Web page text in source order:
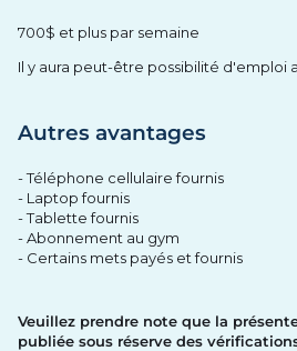
700$ et plus par semaine
Il y aura peut-être possibilité d'emploi
Autres avantages
- Téléphone cellulaire fournis
- Laptop fournis
- Tablette fournis
- Abonnement au gym
- Certains mets payés et fournis
Veuillez prendre note que la
publiée sous réserve des